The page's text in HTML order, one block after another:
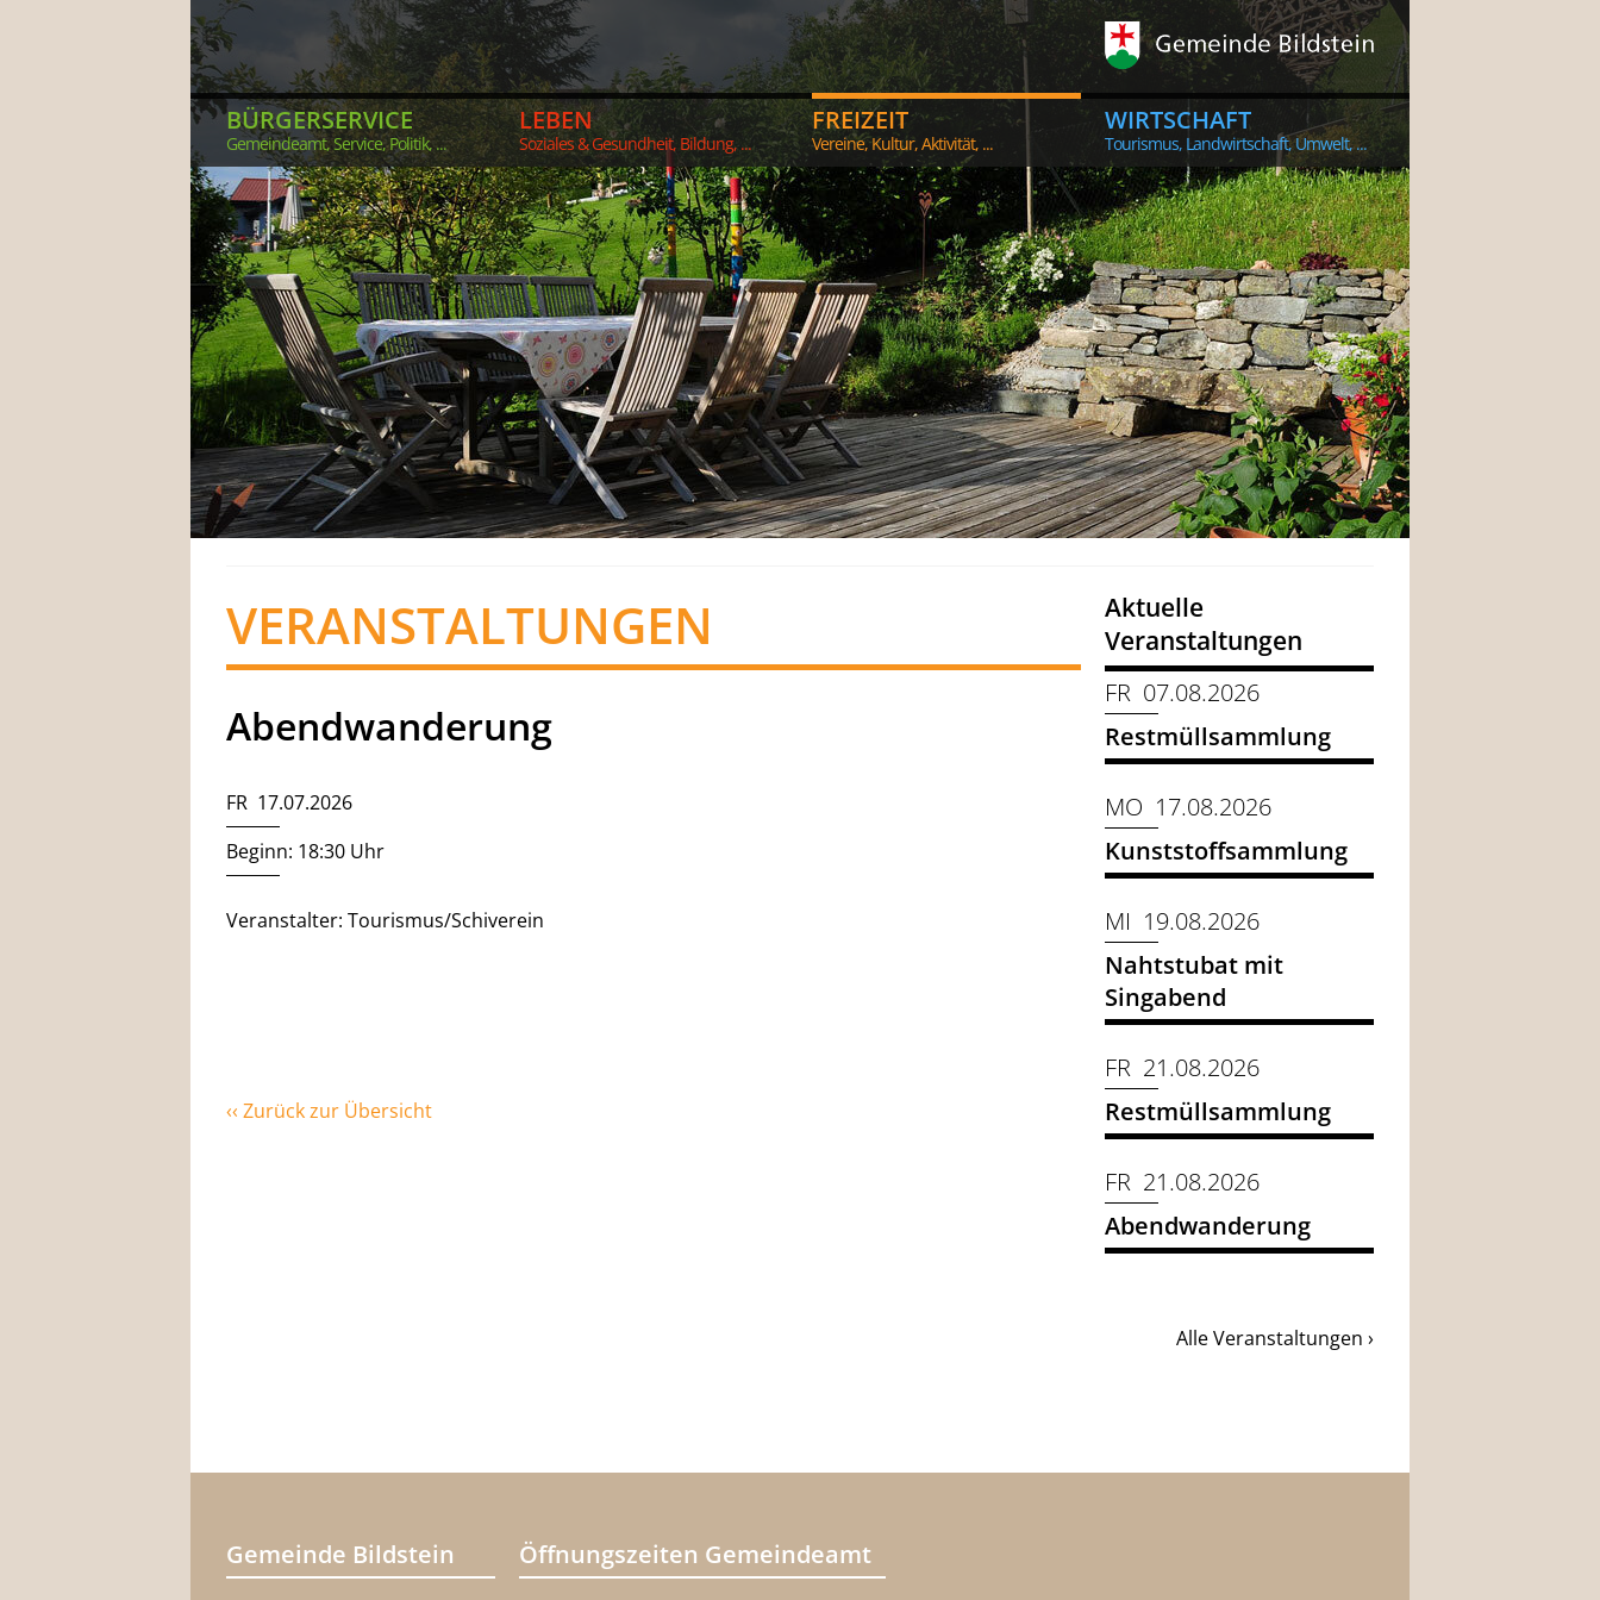
BÜRGERSERVICE
Gemeindeamt, Service, Politik, ...
LEBEN
Soziales & Gesundheit, Bildung, ...
FREIZEIT
Vereine, Kultur, Aktivität, ...
WIRTSCHAFT
Tourismus, Landwirtschaft, Umwelt, ...
VERANSTALTUNGEN
Abendwanderung
FR 17.07.2026
Beginn: 18:30 Uhr
Veranstalter: Tourismus/Schiverein
‹‹ Zurück zur Übersicht
Aktuelle
Veranstaltungen
FR 07.08.2026
Restmüllsammlung
MO 17.08.2026
Kunststoffsammlung
MI 19.08.2026
Nahtstubat mit
Singabend
FR 21.08.2026
Restmüllsammlung
FR 21.08.2026
Abendwanderung
Alle Veranstaltungen ›
Gemeinde Bildstein Öffnungszeiten Gemeindeamt